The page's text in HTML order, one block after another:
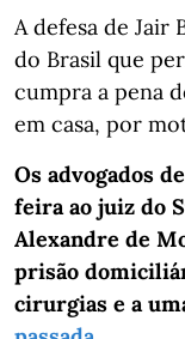
A defesa de Jair
do Brasil que
cumpra a pena
em casa, por
Os advogados
feira ao juiz do
Alexandre de
prisão
cirurgias e a